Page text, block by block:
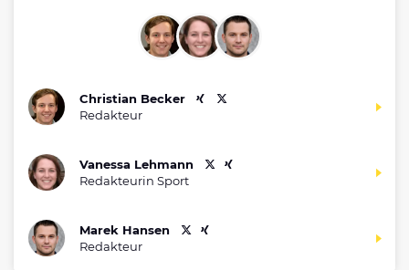
Christian Becker
Redakteur
Vanessa Lehmann
Redakteurin Sport
Marek Hansen
Redakteur